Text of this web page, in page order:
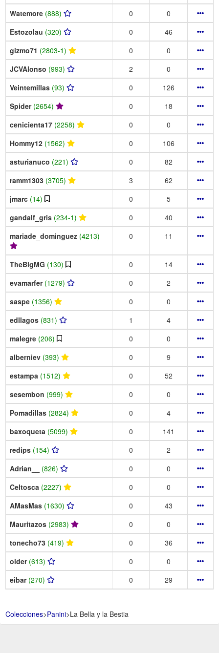
Watemore (888) 0
0
Estozolau (320) 0
46
gizmo71 (2803-1) 0
0
JCVAlonso (993) 2
0
Veintemillas (93) 0
126
Spider (2654) 0
18
cenicienta17 (2258) 0
0
Hommy12 (1562) 0
106
asturianuco (221) 0
82
ramm1303 (3705) 3
62
jmarc (14) 0
5
gandalf_gris (234-1) 0
40
mariade_dominguez (4213) 0 11
TheBigMG (130) 0
14
evamarfer (1279) 0
2
saspe (1356) 0
0
edllagos (831) 1
4
malegre (206) 0
0
alberniev (393) 0
9
estampa (1512) 0
52
sesembon (999) 0
0
Pomadillas (2824) 0
4
baxoqueta (5099) 0
141
redips (154) 0
2
Adrian__ (826) 0
0
Celtosca (2227) 0
0
AMasMas (1630) 0
43
Mauritazos (2983) 0
0
tonecho73 (419) 0
36
older (613) 0
0
eibar (270) 0 29
Colecciones>Panini>La Bella y la Bestia